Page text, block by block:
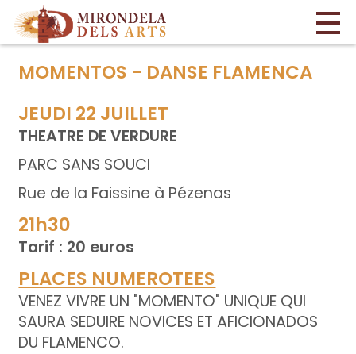
MOMENTOS - DANSE FLAMENCA
JEUDI 22 JUILLET
THEATRE DE VERDURE
PARC SANS SOUCI
Rue de la Faissine à Pézenas
21h30
Tarif : 20 euros
PLACES NUMEROTEES
VENEZ VIVRE UN "MOMENTO" UNIQUE QUI
SAURA SEDUIRE NOVICES ET AFICIONADOS
DU FLAMENCO.